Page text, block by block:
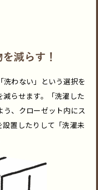
わない」という選択を
らせます。「洗濯した
、クローゼット内にス
置したりして「洗濯未